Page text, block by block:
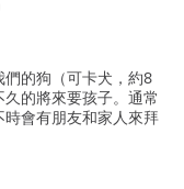
的狗（可卡犬，約8
的將來要孩子。通常
會有朋友和家人來拜